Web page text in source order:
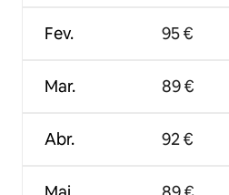
Fev.
Mar.
Abr.
95 €
89 €
92 €